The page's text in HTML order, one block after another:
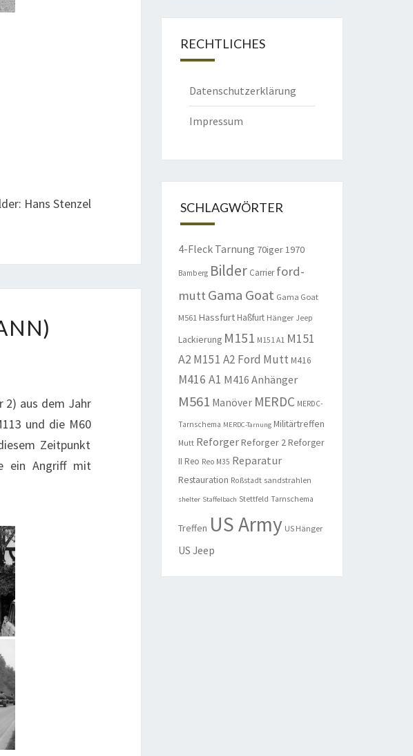
Hans Stenzel
2) aus dem Jahr
und die M60
Zeitpunkt
ein Angriff mit
RECHTLICHES
Datenschutzerklärung
Impressum
SCHLAGWÖRTER
4-Fleck Tarnung 70iger1970
Bamberg Bilder Carrier ford-
mutt Gama Goat Gama Goat
M561 Hassfurt Haßfurt Hänger Jeep
Lackierung M151 M151 A1 M151
A2 M151 A2 Ford Mutt M416
M416 A1 M416 Anhänger
M561 Manöver MERDC MERDC-
Tarnschema MERDC-Tarnung Militärtreffen
Mutt ReforgerReforger 2Reforger
II Reo Reo M35 Reparatur
Restauration Roßstadt sandstrahlen
shelter Staffelbach Stettfeld Tarnschema
Treffen US Army US Hänger
US Jeep